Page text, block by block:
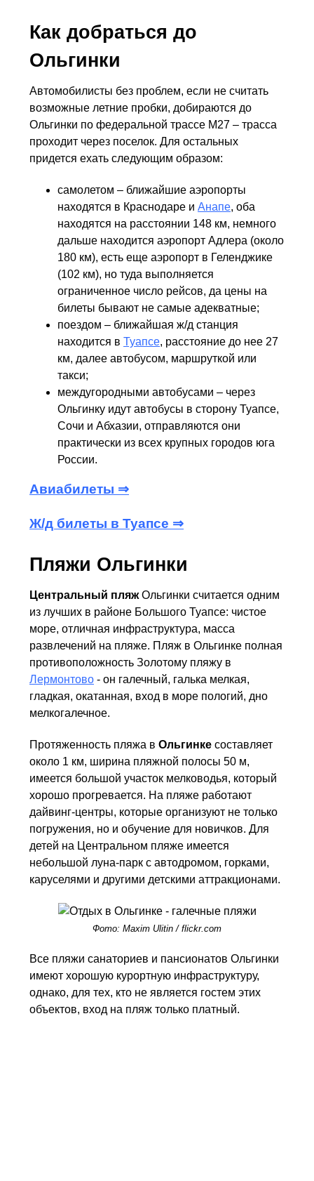
Как добраться до
Ольгинки
Автомобилисты без проблем, если не считать
возможные летние пробки, добираются до
Ольгинки по федеральной трассе М27 – трасса
проходит через поселок. Для остальных
придется ехать следующим образом:
самолетом – ближайшие аэропорты
находятся в Краснодаре и Анапе, оба
находятся на расстоянии 148 км, немного
дальше находится аэропорт Адлера (около
180 км), есть еще аэропорт в Геленджике
(102 км), но туда выполняется
ограниченное число рейсов, да цены на
билеты бывают не самые адекватные;
поездом – ближайшая ж/д станция
находится в Туапсе, расстояние до нее 27
км, далее автобусом, маршруткой или
такси;
междугородными автобусами – через
Ольгинку идут автобусы в сторону Туапсе,
Сочи и Абхазии, отправляются они
практически из всех крупных городов юга
России.
Авиабилеты ⇒
Ж/д билеты в Туапсе ⇒
Пляжи Ольгинки
Центральный пляжОльгинки считается одним
из лучших в районе Большого Туапсе: чистое
море, отличная инфраструктура, масса
развлечений на пляже. Пляж в Ольгинке полная
противоположность Золотому пляжу в
Лермонтово - он галечный, галька мелкая,
гладкая, окатанная, вход в море пологий, дно
мелкогалечное.
Протяженность пляжа в Ольгинке составляет
около 1 км, ширина пляжной полосы 50 м,
имеется большой участок мелководья, который
хорошо прогревается. На пляже работают
дайвинг-центры, которые организуют не только
погружения, но и обучение для новичков. Для
детей на Центральном пляже имеется
небольшой луна-парк с автодромом, горками,
каруселями и другими детскими аттракционами.
Фото: Maxim Ulitin / flickr.com
Все пляжи санаториев и пансионатов Ольгинки
имеют хорошую курортную инфраструктуру,
однако, для тех, кто не является гостем этих
объектов, вход на пляж только платный.